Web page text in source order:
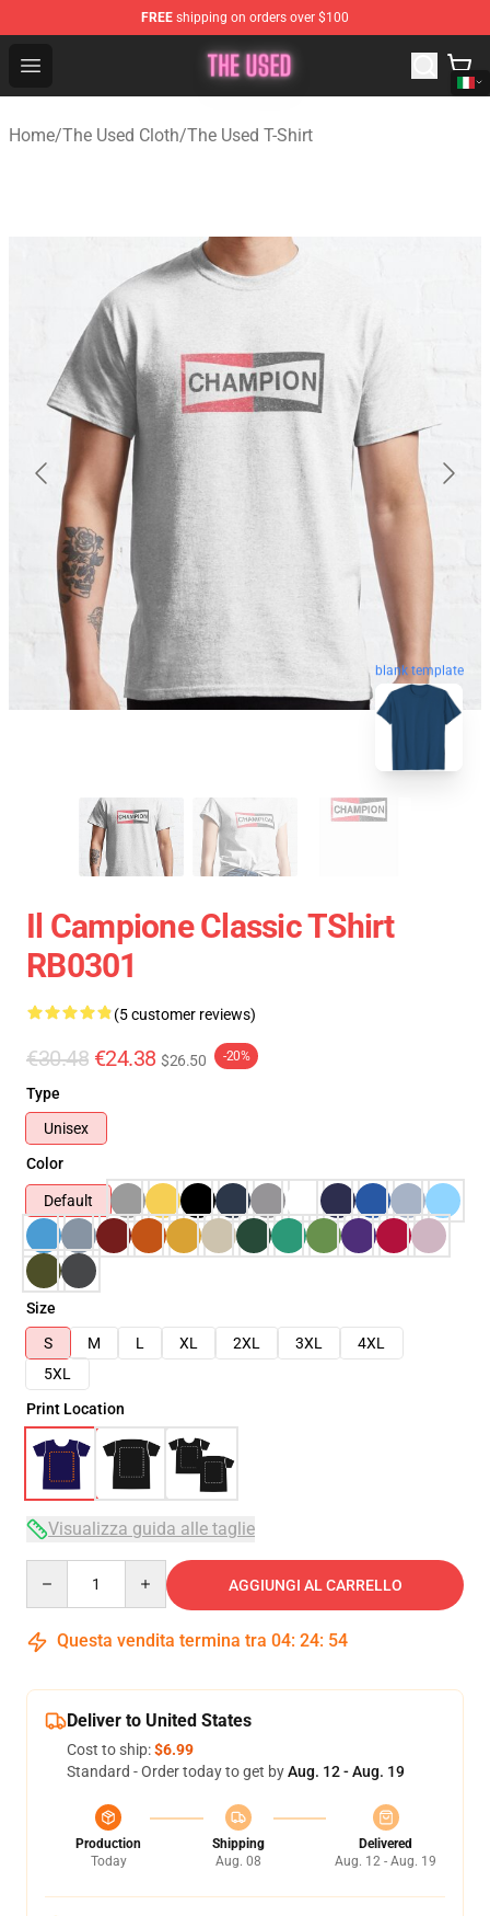
FREE shipping on orders over $100
Open menu
The Used Store - Official The Used Merchandise Shop
Home/The Used Cloth/The Used T-Shirt
blank template
Il Campione Classic TShirt
RB0301
(5 customer reviews)
€30.48 €24.38 $26.50 -20%
Type
Unisex
Color
Default
Size
S
M L XL 2XL 3XL
4XL
5XL
Print Location
Visualizza guida alle taglie
AGGIUNGI AL CARRELLO
Questa vendita termina tra 04: 24: 54
Deliver to United States
Cost to ship:$6.99
Standard - Order today to get byAug. 12 - Aug. 19
Production
Today
Shipping
Aug. 08
Delivered
Aug. 12 - Aug. 19